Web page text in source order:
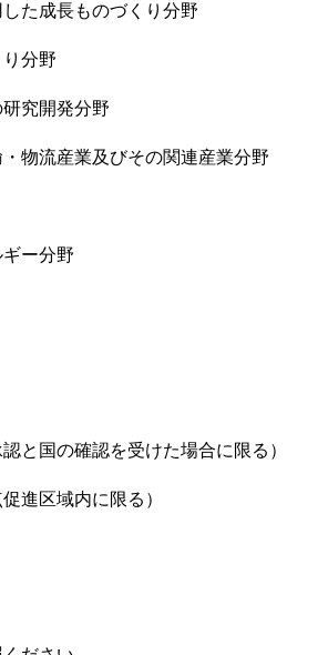
た成長ものづくり分野
分野
究開発分野
物流産業及びその関連産業分野
ー分野
と国の確認を受けた場合に限る）
進区域内に限る）